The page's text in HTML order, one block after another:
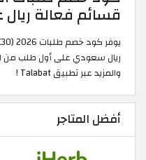
قسائم فعالة
ريال سعودي على أول طلب من
والمزيد عبر تطبيق Talabat !
أفضل المتاجر